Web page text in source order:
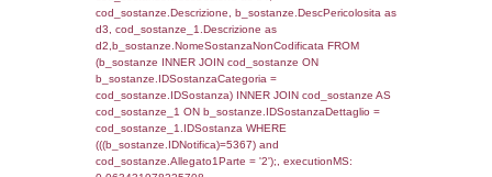
f_territori_limitrofi.Direzione,
f_territori_limitrofi.Denominazione,
rofi.DescAltro FROM f_territori_limitrofi
cod_territori_tipologia ON
(f_territori_limitrofi.IDTipologiaTerritorio =
cod_territori_tipologia.IDTipologiaTerritorio)